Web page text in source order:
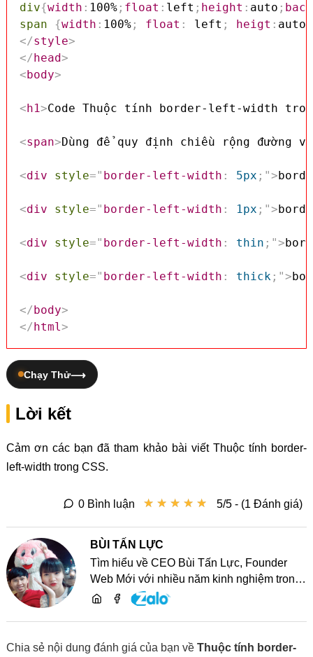
div{width : 100%; float : left ; height : auto ;
span
{width : 100%; float : left ; heigt : auto
</style>
</head>
<body>
<h1>Code Thuộc tính border-left-width
<span>Dùng để quy định chiều rộng
<div style=" border-left-width : 5px ; ">
<div style=" border-left-width : 1px ; ">
<div style=" border-left-width : thin ; ">
<div style=" border-left-width : thick; ">
</body>
</html>
Chạy Thử
Lời kết
Cảm ơn các bạn đã tham khảo bài viết Thuộc tính border-
left-width trong CSS.
★ ★ ★ ★ ★
★ ★ ★ ★ ★ 5/5 - (1 Đánh giá)
0 Bình luận
BÙI TẤN LỰC
Tìm hiểu về CEO Bùi Tấn Lực, Founder
Web Mới với nhiều năm kinh nghiệm trong
lĩnh vực phát triển website, SEO và chia sẻ
Chia sẻ nội dung đánh giá của bạn về Thuộc tính border-